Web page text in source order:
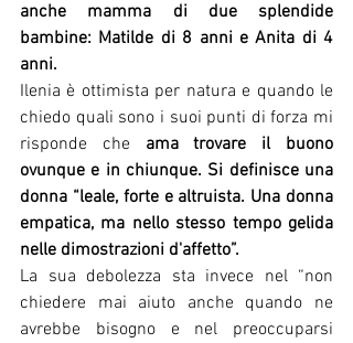
anche mamma di due splendide
bambine: Matilde di 8 anni e Anita di 4
anni.
Ilenia è ottimista per natura e quando le
chiedo quali sono i suoi punti di forza mi
risponde che ama trovare il buono
ovunque e in chiunque. Si definisce una
donna “leale, forte e altruista. Una donna
empatica, ma nello stesso tempo gelida
nelle dimostrazioni d'affetto”.
La sua debolezza sta invece nel “non
chiedere mai aiuto anche quando ne
avrebbe bisogno e nel preoccuparsi